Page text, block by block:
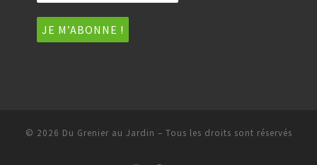
© 2026 Du Grenier au Jardin – Tous les droits sont réservés